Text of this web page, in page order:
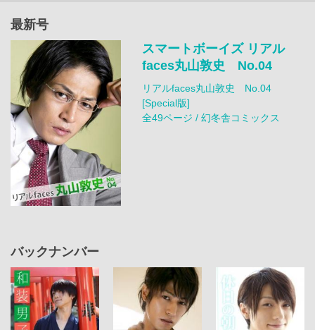
最新号
スマートボーイズ リアル
faces丸山敦史 No.04
リアルfaces丸山敦史 No.04
[Special版]
全49ページ / 幻冬舎コミックス
バックナンバー